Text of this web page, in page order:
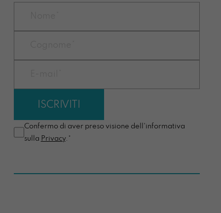
Confermo di aver preso visione dell'informativa
sulla Privacy.*